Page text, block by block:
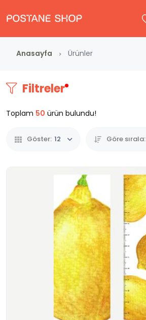
Anasayfa Ürünler
Filtreler
Toplam 50 ürün bulundu!
Göster: 12 Göre sırala: